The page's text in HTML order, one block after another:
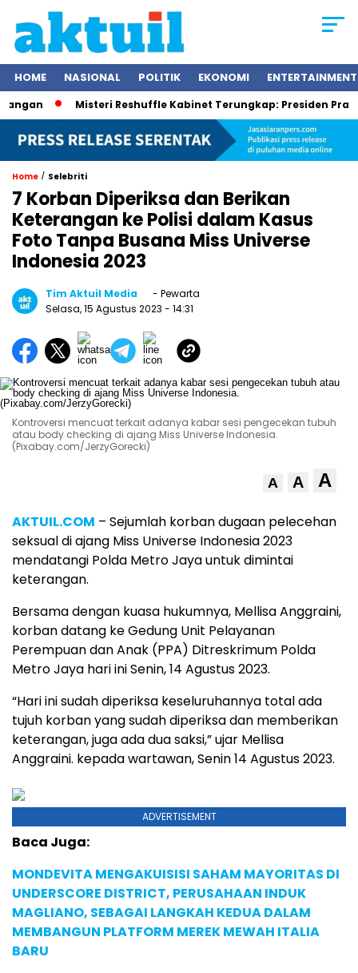
HOME NASIONAL POLITIK EKONOMI ENTERTAINMENT
Misteri Reshuffle Kabinet Terungkap: Presiden Prabowo
Home / Selebriti
7 Korban Diperiksa dan Berikan
Keterangan ke Polisi dalam Kasus
Foto Tanpa Busana Miss Universe
Indonesia 2023
Tim Aktuil Media
- Pewarta
Selasa, 15 Agustus 2023 - 14:31
Kontroversi mencuat terkait adanya kabar sesi pengecekan tubuh
atau body checking di ajang Miss Universe Indonesia.
(Pixabay.com/JerzyGorecki)
A A A
AKTUIL.COM – Sejumlah korban dugaan pelecehan
seksual di ajang Miss Universe Indonesia 2023
mendatangi Polda Metro Jaya untuk dimintai
keterangan.
Bersama dengan kuasa hukumnya, Mellisa Anggraini,
korban datang ke Gedung Unit Pelayanan
Perempuan dan Anak (PPA) Ditreskrimum Polda
Metro Jaya hari ini Senin, 14 Agustus 2023.
“Hari ini sudah diperiksa keseluruhannya total ada
tujuh korban yang sudah diperiksa dan memberikan
keterangan, juga ada dua saksi,” ujar Mellisa
Anggraini. kepada wartawan, Senin 14 Agustus 2023.
ADVERTISEMENT
Baca Juga:
MONDEVITA MENGAKUISISI SAHAM MAYORITAS DI
UNDERSCORE DISTRICT, PERUSAHAAN INDUK
MAGLIANO, SEBAGAI LANGKAH KEDUA DALAM
MEMBANGUN PLATFORM MEREK MEWAH ITALIA
BARU